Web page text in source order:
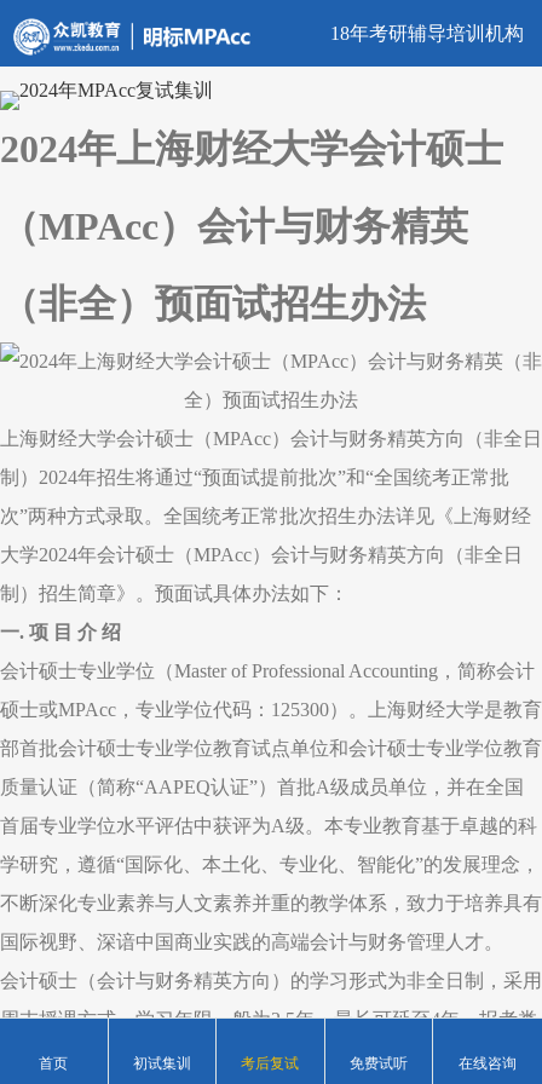
18年考研辅导培训机构
2024年上海财经大学会计硕士
（MPAcc）会计与财务精英
（非全）预面试招生办法
上海财经大学会计硕士（MPAcc）会计与财务精英方向（非全日
制）2024年招生将通过“预面试提前批次”和“全国统考正常批
次”两种方式录取。全国统考正常批次招生办法详见《上海财经
大学2024年会计硕士（MPAcc）会计与财务精英方向（非全日
制）招生简章》。预面试具体办法如下：
一. 项 目 介 绍
会计硕士专业学位（Master of Professional Accounting，简称会计
硕士或MPAcc，专业学位代码：125300）。上海财经大学是教育
部首批会计硕士专业学位教育试点单位和会计硕士专业学位教育
质量认证（简称“AAPEQ认证”）首批A级成员单位，并在全国
首届专业学位水平评估中获评为A级。本专业教育基于卓越的科
学研究，遵循“国际化、本土化、专业化、智能化”的发展理念，
不断深化专业素养与人文素养并重的教学体系，致力于培养具有
国际视野、深谙中国商业实践的高端会计与财务管理人才。
会计硕士（会计与财务精英方向）的学习形式为非全日制，采用
周末授课方式，学习年限一般为2.5年，最长可延至4年，报考类
别为定向就业，专业包括会计与公司财务、会计与资本市场、会
首页 初试集训 考后复试 免费试听 在线咨询